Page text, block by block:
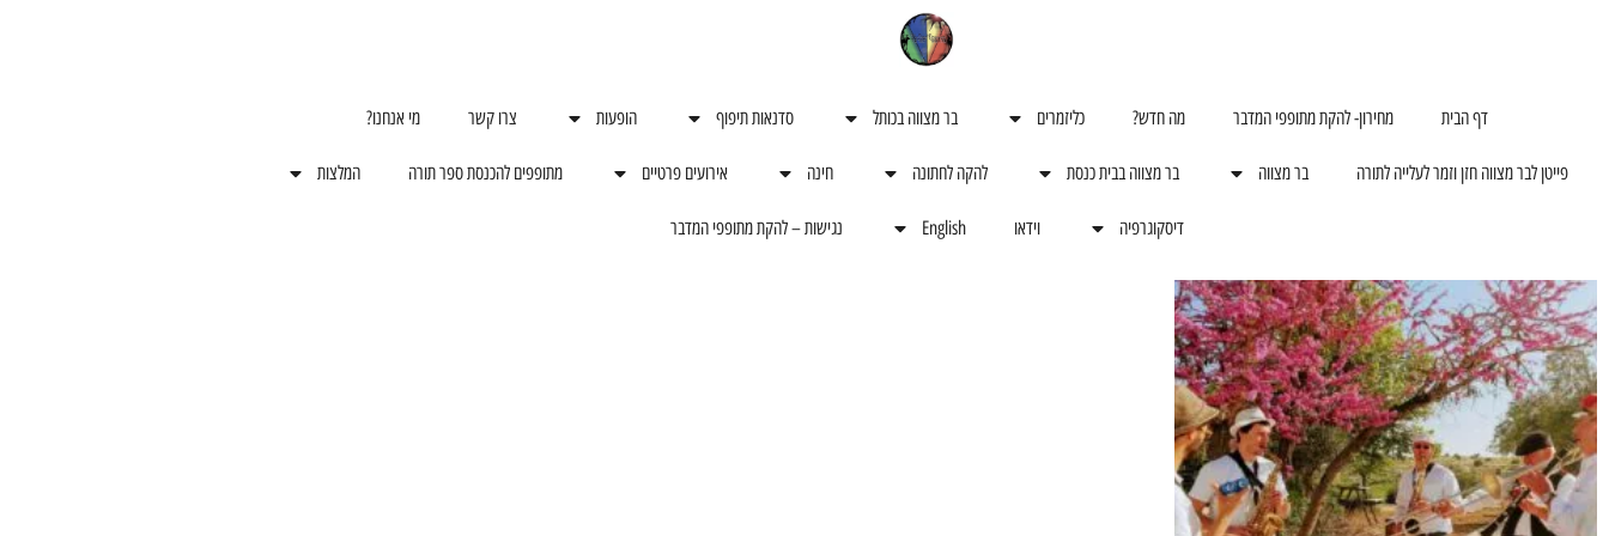
דף הבית מחירון- להקת מתופפי המדבר מה חדש? כליזמרים בר מצווה בכותל סדנאות תיפוף הופעות צרו קשר מי אנחנו?
פייטן לבר מצווה חזן וזמר לעלייה לתורה בר מצווה בר מצווה בבית כנסת להקה לחתונה חינה אירועים פרטיים מתופפים להכנסת ספר תורה המלצות
דיסקוגרפיה וידאו English נגישות – להקת מתופפי המדבר